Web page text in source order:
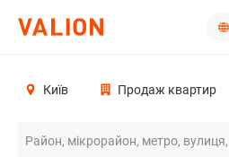
Київ Продаж квартир